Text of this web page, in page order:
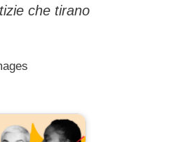
che tirano